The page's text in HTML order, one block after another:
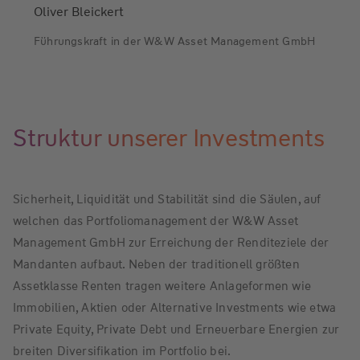
Daten übermittelt. Mehr Infos finden
Datenschutzbestimmungen.
Einwilligen
Oliver Bleickert
Führungskraft in der W&W Asset Management GmbH
Struktur unserer Investments
Sicherheit, Liquidität und Stabilität sind die Säulen, auf
welchen das Portfoliomanagement der W&W Asset
Management GmbH zur Erreichung der Renditeziele der
Mandanten aufbaut. Neben der traditionell größten
Assetklasse Renten tragen weitere Anlageformen wie
Immobilien, Aktien oder Alternative Investments wie etwa
Private Equity, Private Debt und Erneuerbare Energien zur
breiten Diversifikation im Portfolio bei.